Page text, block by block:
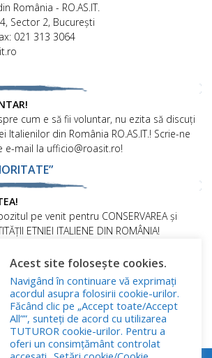
România - RO.AS.IT.
Sector 2, București
021 313 3064
cum e să fii voluntar, nu ezita să discuți
Italienilor din România RO.AS.IT.! Scrie-ne
e-mail la ufficio@roasit.ro!
pe venit pentru CONSERVAREA și
ETNIEI ITALIENE DIN ROMÂNIA!
Politica privind fișierele cookies
cu Caracter Personal
Acest site folosește cookies.
Navigând în continuare vă exprimați
acordul asupra folosirii cookie-urilor.
Făcând clic pe „Accept toate/Accept
All””, sunteți de acord cu utilizarea
TUTUROR cookie-urilor. Pentru a
oferi un consimțământ controlat